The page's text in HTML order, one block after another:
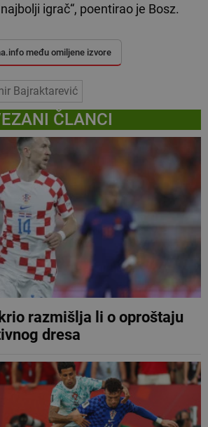
igrač“, poentirao je Bosz.
među omiljene izvore
Bajraktarević
ČLANCI
razmišlja li o oproštaju
dresa